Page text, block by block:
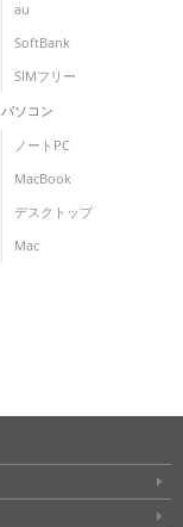
au
SoftBank
SIMフリー
パソコン
ノートPC
MacBook
デスクトップ
Mac